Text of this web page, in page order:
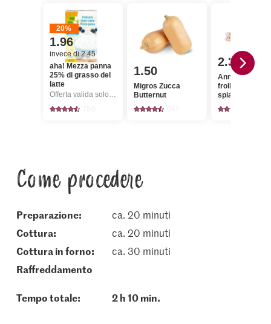
20%
1.96
invece di 2.45
aha! Mezza panna
25% di grasso del
latte
Offerta valida solo dal 6.8 al 12.8.2026, fino a esaurimento dello stock.
1.50
Migros Zucca
Butternut
2.30
Anna's Best
frolla dolce già
spianata
Come procedere
Preparazione:
ca. 20 minuti
cottura:
ca. 20 minuti
cottura in forno:
ca. 30 minuti
raffreddamento
Tempo totale: 2 h 10 min.